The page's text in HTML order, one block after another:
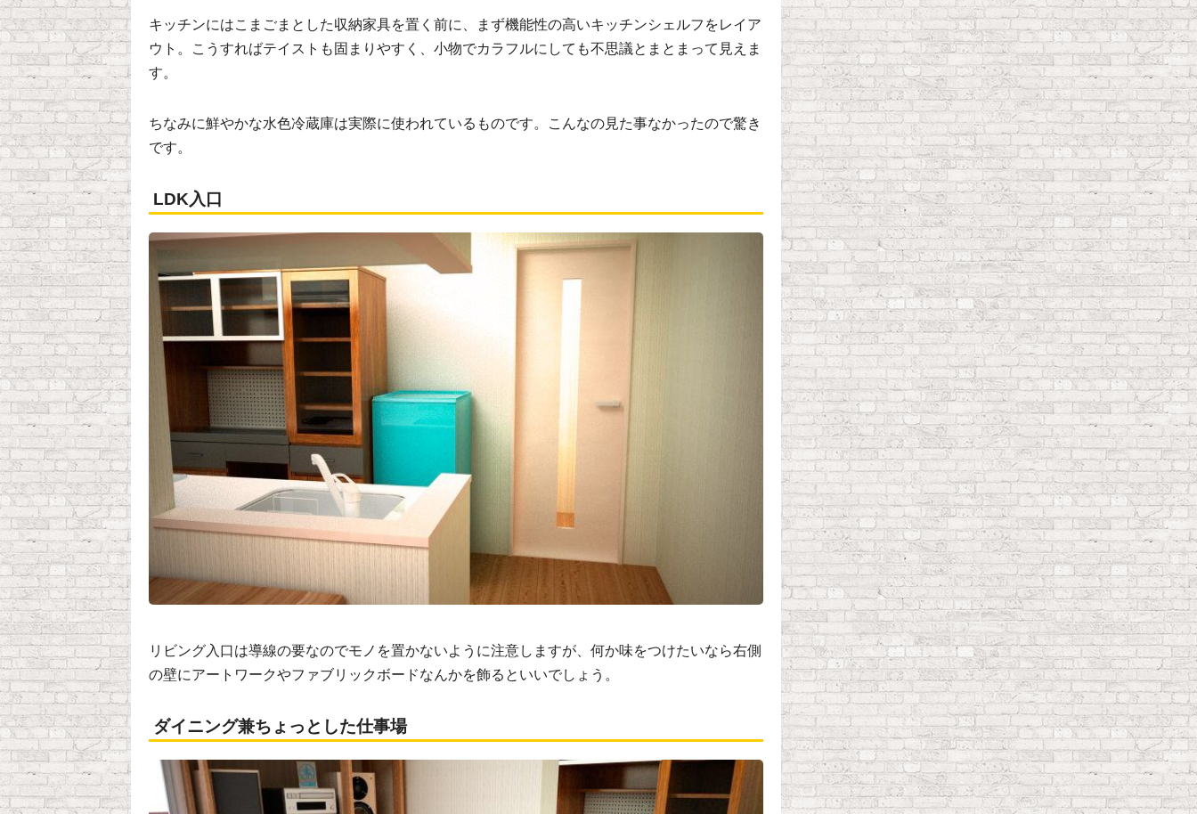
キッチンにはこまごまとした収納家具を置く前に、まず機能性の高いキッチンシェルフをレイア
ウト。こうすればテイストも固まりやすく、小物でカラフルにしても不思議とまとまって見えま
す。
ちなみに鮮やかな水色冷蔵庫は実際に使われているものです。こんなの見た事なかったので驚き
です。
LDK入口
リビング入口は導線の要なのでモノを置かないように注意しますが、何か味をつけたいなら右側
の壁にアートワークやファブリックボードなんかを飾るといいでしょう。
ダイニング兼ちょっとした仕事場